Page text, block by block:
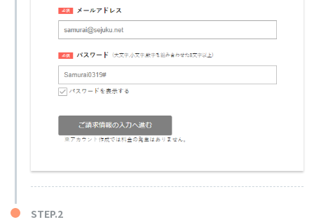
STEP.2